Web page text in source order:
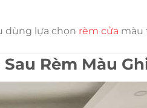
dùng lựa chọn rèm cửa màu
Rèm Màu